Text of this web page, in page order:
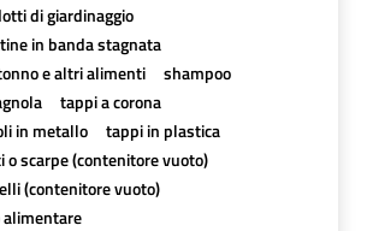
di giardinaggio
in banda stagnata
e altri alimenti
shampoo
tappi a corona
in metallo
tappi in plastica
scarpe (contenitore vuoto)
(contenitore vuoto)